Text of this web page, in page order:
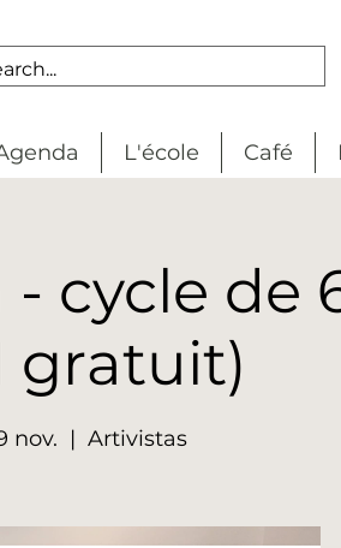
L'école Café
cycle de
gratuit)
nov.
  |
Artivistas